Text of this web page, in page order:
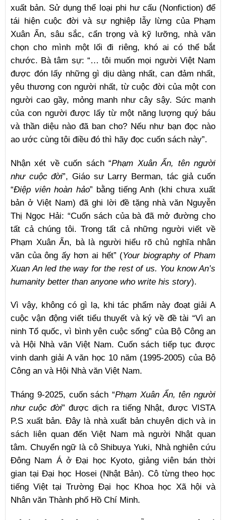
xuất bản. Sử dụng thể loại phi hư cấu (Nonfiction) để
tái hiện cuộc đời và sự nghiệp lẫy lừng của Phạm
Xuân Ẩn, sâu sắc, cẩn trọng và kỹ lưỡng, nhà văn
chọn cho mình một lối đi riêng, khó ai có thể bắt
chước. Bà tâm sự: “… tôi muốn mọi người Việt Nam
được đón lấy những gì dịu dàng nhất, can đảm nhất,
yêu thương con người nhất, từ cuộc đời của một con
người cao gầy, mỏng manh như cây sậy. Sức mạnh
của con người được lấy từ một năng lượng quý báu
và thần diệu nào đã ban cho? Nếu như bạn đọc nào
ao ước cùng tôi điều đó thì hãy đọc cuốn sách này”.
Nhận xét về cuốn sách “Phạm Xuân Ẩn, tên người
như cuộc đời”, Giáo sư Larry Berman, tác giả cuốn
“Điệp viên hoàn hảo” bằng tiếng Anh (khi chưa xuất
bản ở Việt Nam) đã ghi lời đề tặng nhà văn Nguyễn
Thị Ngọc Hải: “Cuốn sách của bà đã mở đường cho
tất cả chúng tôi. Trong tất cả những người viết về
Phạm Xuân Ẩn, bà là người hiểu rõ chủ nghĩa nhân
văn của ông ấy hơn ai hết” (Your biography of Pham
Xuan An led the way for the rest of us. You know An’s
humanity better than anyone who write his story).
Vì vậy, không có gì lạ, khi tác phẩm này đoạt giải A
cuộc vận động viết tiểu thuyết và ký về đề tài “Vì an
ninh Tổ quốc, vì bình yên cuộc sống” của Bộ Công an
và Hội Nhà văn Việt Nam. Cuốn sách tiếp tục được
vinh danh giải A văn học 10 năm (1995-2005) của Bộ
Công an và Hội Nhà văn Việt Nam.
Tháng 9-2025, cuốn sách “Phạm Xuân Ẩn, tên người
như cuộc đời” được dịch ra tiếng Nhật, được VISTA
P.S xuất bản. Đây là nhà xuất bản chuyên dịch và in
sách liên quan đến Việt Nam mà người Nhật quan
tâm. Chuyển ngữ là cô Shibuya Yuki, Nhà nghiên cứu
Đông Nam Á ở Đại học Kyoto, giảng viên bán thời
gian tại Đại học Hosei (Nhật Bản). Cô từng theo học
tiếng Việt tại Trường Đại học Khoa học Xã hội và
Nhân văn Thành phố Hồ Chí Minh.